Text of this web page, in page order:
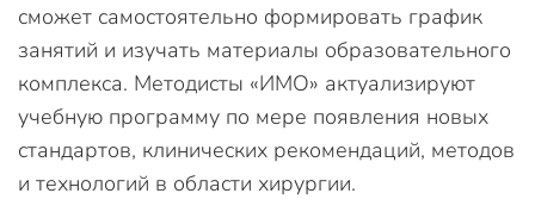
сможет самостоятельно формировать график
занятий и изучать материалы образовательного
комплекса. Методисты «ИМО» актуализируют
учебную программу по мере появления новых
стандартов, клинических рекомендаций, методов
и технологий в области хирургии.